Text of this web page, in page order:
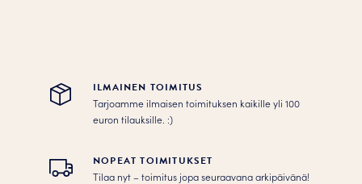
ILMAINEN TOIMITUS
Tarjoamme ilmaisen toimituksen kaikille yli 100
euron tilauksille. :­­)
NOPEAT TOIMITUKSET
Tilaa nyt – toimitus jopa seuraavana arkipäivänä!